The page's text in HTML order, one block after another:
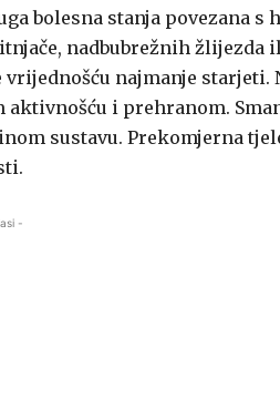
bolesna stanja povezana s
nadbubrežnih žlijezda
najmanje starjeti.
i prehranom.
sustavu. Prekomjerna
-